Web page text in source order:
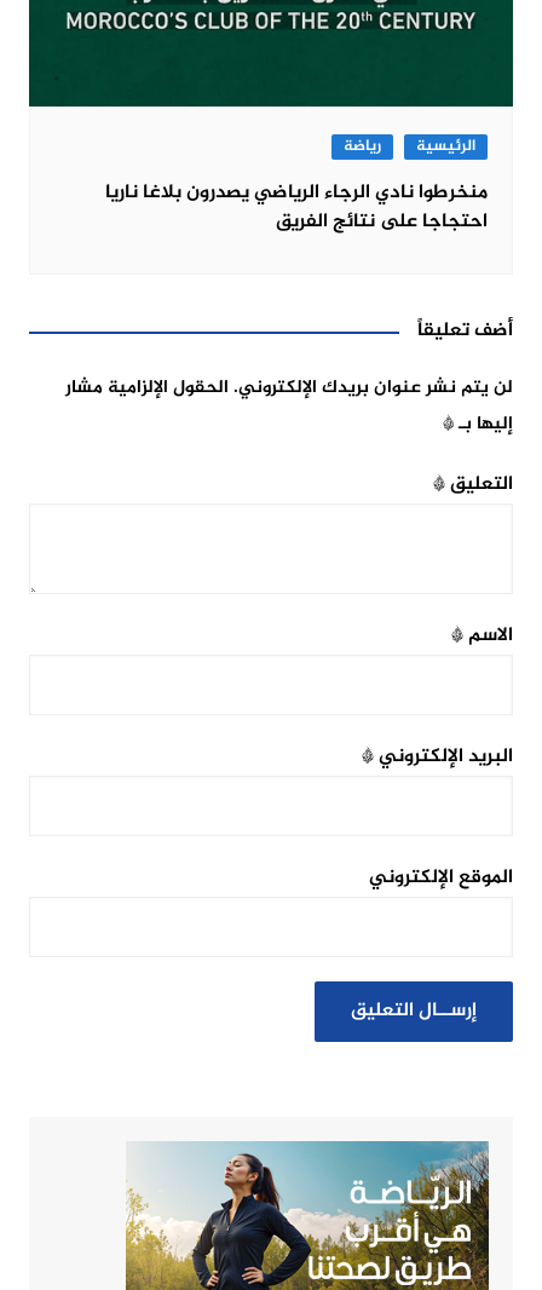
الرئيسية رياضة
منخرطوا نادي الرجاء الرياضي يصدرون بلاغا ناريا
احتجاجا على نتائج الفريق
أضف تعليقاً
لن يتم نشر عنوان بريدك الإلكتروني. الحقول الإلزامية مشار
إليها بـ*
التعليق*
الاسم*
البريد الإلكتروني*
الموقع الإلكتروني